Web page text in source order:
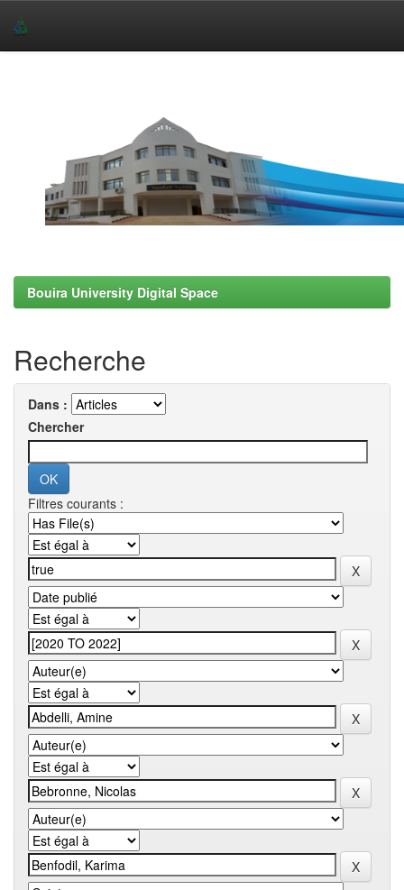
Bouira University Digital Space
Recherche
Dans :
Chercher
Filtres courants :